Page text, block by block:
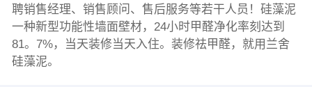
聘销售经理、销售顾问、售后服务等若干人员！硅藻泥
一种新型功能性墙面壁材，24小时甲醛净化率刻达到
81。7%，当天装修当天入住。装修祛甲醛，就用兰舍
硅藻泥。